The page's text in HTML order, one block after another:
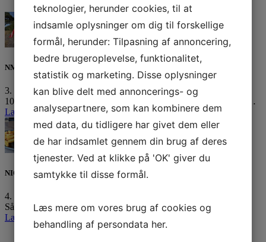
NM medaljer til unge Horsens sejlere
3. august 2026
10 af vores ungdomssejlere er netop hjemvendt fra Nordic Youth…
Læs mere »
NIOR sejlerret uge 33
4. august 2026
Så er vi igen klar med ugens sejlerret til uge 33:…
Læs mere »
teknologier, herunder cookies, til at
indsamle oplysninger om dig til forskellige
formål, herunder: Tilpasning af annoncering,
bedre brugeroplevelse, funktionalitet,
statistik og marketing. Disse oplysninger
kan blive delt med annoncerings- og
analysepartnere, som kan kombinere dem
med data, du tidligere har givet dem eller
de har indsamlet gennem din brug af deres
tjenester. Ved at klikke på 'OK' giver du
samtykke til disse formål.
Læs mere om vores brug af cookies og
behandling af persondata her.